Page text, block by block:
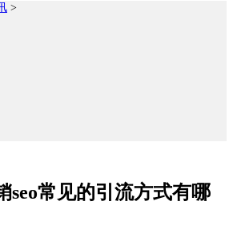
>
seo常见的引流方式有哪